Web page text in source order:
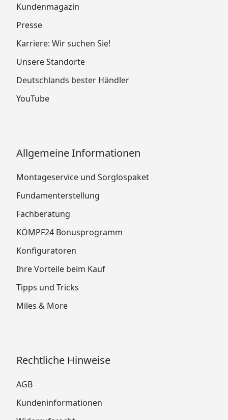
Kundenmagazin
Presse
Karriere: Wir suchen Sie!
Unsere Standorte
Deutschlands bester Händler
YouTube
Allgemeine Informationen
Montageservice und Sorglospaket
Fundamenterstellung
Fachberatung
KÖMPF24 Bonusprogramm
Konfiguratoren
Ihre Vorteile beim Kauf
Tipps und Tricks
Miles & More
Rechtliche Hinweise
AGB
Kundeninformationen